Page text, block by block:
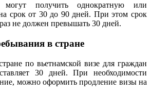
могут получить однократную или
срок от 30 до 90 дней. При этом срок
не должен превышать 30 дней.
в стране
по вьетнамской визе для граждан
30 дней. При необходимости
можно оформить продление визы на